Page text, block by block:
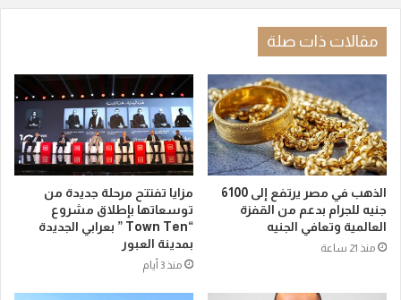
مقالات ذات صلة
الذهب في مصر يرتفع إلى 6100
جنيه للجرام بدعم من القفزة
العالمية وتعافي الجنيه
منذ 21 ساعة
مزايا تفتتح مرحلة جديدة من
توسعاتها بإطلاق مشروع
“Town Ten ” بعرابي الجديدة
بمدينة العبور
منذ 3 أيام